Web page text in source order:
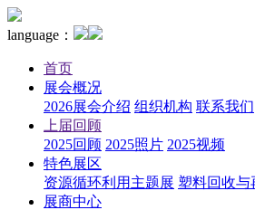
language：
首页
展会概况
2026展会介绍 组织机构 联系我们
上届回顾
2025回顾 2025照片 2025视频
特色展区
资源循环利用主题展 塑料回收与
展商中心